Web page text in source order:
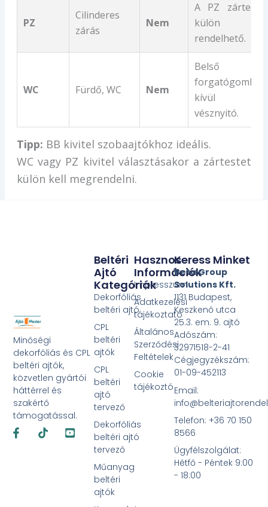
PZ
Cilinderes
zárás
Nem
A PZ zártest
külön
rendelhető.
WC Fürdő, WC Nem
Belső
forgatógomb,
kívül
vésznyitó.
Tipp: BB kivitel szobaajtókhoz ideális.
WC vagy PZ kivitel választásakor a zártestet
külön kell megrendelni.
Minőségi
dekorfóliás és CPL
beltéri ajtók,
közvetlen gyártói
háttérrel és
szakértő
támogatással.
Facebook-
f
TiktokYoutube-
square
Hasznos
Információk
Impresszum
Adatkezelési
tájékoztató
Általános
Szerződési
Feltételek
Cookie
tájékoztó
Beltéri
Ajtó
Kategóriák
Dekorfóliás
beltéri ajtó
CPL
beltéri
ajtók
CPL
beltéri
ajtó
tervező
Dekorfóliás
beltéri ajtó
tervező
Műanyag
beltéri
ajtók
Keress Minket
Beta Group
Solutions Kft.
1131 Budapest,
Keszkenő utca
25.3. em. 9. ajtó
Adószám:
32971518-2-41
Cégjegyzékszám:
01-09-452113
Email:
Telefon: +36 70 150
8566
Ügyfélszolgálat:
Hétfő - Péntek 9:00
- 18:00